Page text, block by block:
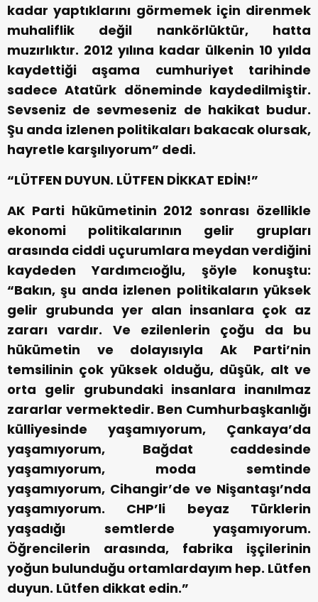
kadar yaptıklarını görmemek için direnmek
muhaliflik değil nankörlüktür, hatta
muzırlıktır. 2012 yılına kadar ülkenin 10 yılda
kaydettiği aşama cumhuriyet tarihinde
sadece Atatürk döneminde kaydedilmiştir.
Sevseniz de sevmeseniz de hakikat budur.
Şu anda izlenen politikaları bakacak olursak,
hayretle karşılıyorum” dedi.
“LÜTFEN DUYUN. LÜTFEN DİKKAT EDİN!”
AK Parti hükümetinin 2012 sonrası özellikle
ekonomi politikalarının gelir grupları
arasında ciddi uçurumlara meydan verdiğini
kaydeden Yardımcıoğlu, şöyle konuştu:
“Bakın, şu anda izlenen politikaların yüksek
gelir grubunda yer alan insanlara çok az
zararı vardır. Ve ezilenlerin çoğu da bu
hükümetin ve dolayısıyla Ak Parti’nin
temsilinin çok yüksek olduğu, düşük, alt ve
orta gelir grubundaki insanlara inanılmaz
zararlar vermektedir. Ben Cumhurbaşkanlığı
külliyesinde yaşamıyorum, Çankaya’da
yaşamıyorum, Bağdat caddesinde
yaşamıyorum, moda semtinde
yaşamıyorum, Cihangir’de ve Nişantaşı’nda
yaşamıyorum. CHP’li beyaz Türklerin
yaşadığı semtlerde yaşamıyorum.
Öğrencilerin arasında, fabrika işçilerinin
yoğun bulunduğu ortamlardayım hep. Lütfen
duyun. Lütfen dikkat edin.”